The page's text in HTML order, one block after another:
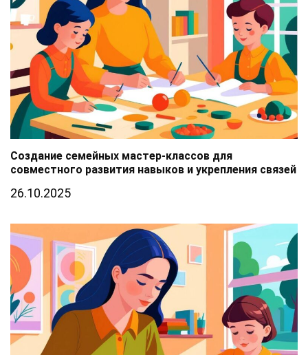
Создание семейных мастер-классов для
совместного развития навыков и укрепления связей
26.10.2025